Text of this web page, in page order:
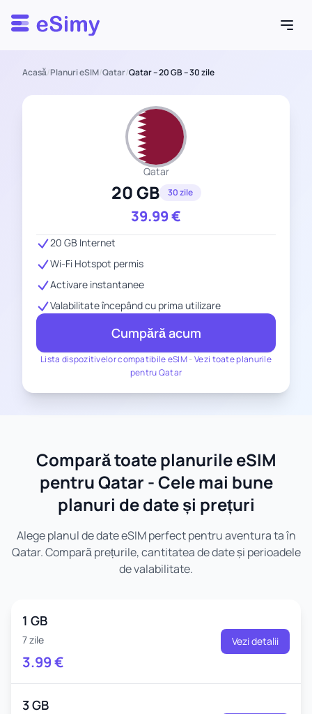
Esimy
Acasă/Planuri eSIM/Qatar/Qatar – 20 GB – 30 zile
Qatar
20 GB 30 zile
39.99€
Lista dispozitivelor compatibile eSIM- Vezi toate planurile
pentru Qatar
20 GB Internet
Wi-Fi Hotspot permis
Activare instantanee
Valabilitate începând cu prima utilizare
Cumpără acum
Compară toate planurile eSIM
pentru Qatar - Cele mai bune
planuri de date și prețuri
Alege planul de date eSIM perfect pentru aventura ta în
Qatar. Compară prețurile, cantitatea de date și perioadele
de valabilitate.
1 GB
7 zile
3.99€
Vezi detalii
3 GB